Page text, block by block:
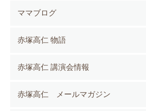
ママブログ
赤塚高仁 物語
赤塚高仁 講演会情報
赤塚高仁 メールマガジン